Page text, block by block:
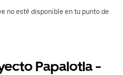
no esté disponible en tu punto de
Papalotla -